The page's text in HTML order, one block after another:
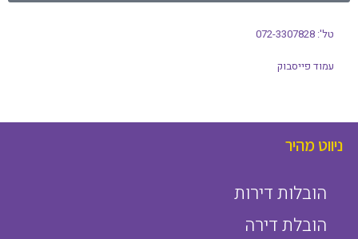
טל': 072-3307828
עמוד פייסבוק
ניווט מהיר
הובלות דירות
הובלת דירה